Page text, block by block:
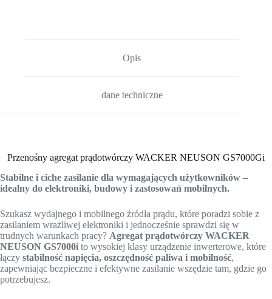
Opis
dane techniczne
Przenośny agregat prądotwórczy WACKER NEUSON GS7000Gi
Stabilne i ciche zasilanie dla wymagających użytkowników –
idealny do elektroniki, budowy i zastosowań mobilnych.
Szukasz wydajnego i mobilnego źródła prądu, które poradzi sobie z
zasilaniem wrażliwej elektroniki i jednocześnie sprawdzi się w
trudnych warunkach pracy? Agregat prądotwórczy WACKER
NEUSON GS7000i to wysokiej klasy urządzenie inwerterowe, które
łączy stabilność napięcia, oszczędność paliwa i mobilność,
zapewniając bezpieczne i efektywne zasilanie wszędzie tam, gdzie go
potrzebujesz.